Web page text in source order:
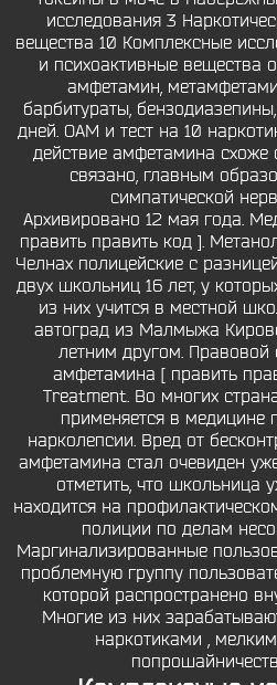
исследования 3
вещества 10 Комплексные
и психоактивные вещества
амфетамин,
барбитураты,
дней. ОАМ и тест на 10
действие амфетамина схоже
связано, главным
симпатической
Архивировано 12 мая года.
править править код ].
Челнах полицейские с
двух школьниц 16 лет, у
из них учится в местной
автоград из Малмыжа
летним другом. Правовой
амфетамина [ править
Treatment. Во многих
применяется в медицине
нарколепсии. Вред от
амфетамина стал очевиден
отметить, что школьница
находится на
полиции по делам
Маргинализированные
проблемную группу
которой распространено
Многие из них
наркотиками ,